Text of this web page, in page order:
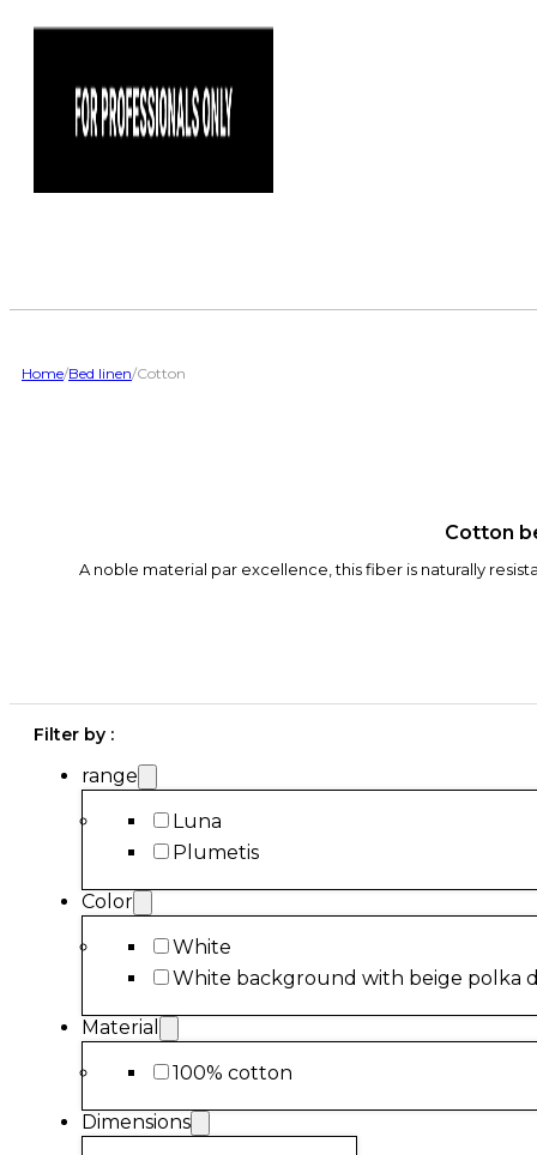
Home/Bed linen/Cotton
Cotton
A noble material par excellence, this fiber is naturally
Filter by :
range
Luna
Plumetis
Color
White
White background with beige polka
Material
100% cotton
Dimensions